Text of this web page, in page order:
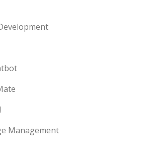
Management